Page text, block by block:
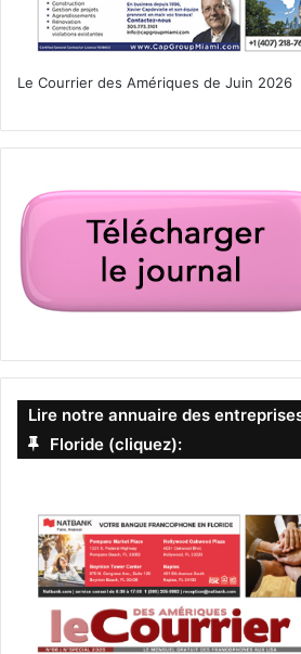
Le Courrier des Amériques de Juin 2026
Lire notre annuaire des
Floride (cliquez):